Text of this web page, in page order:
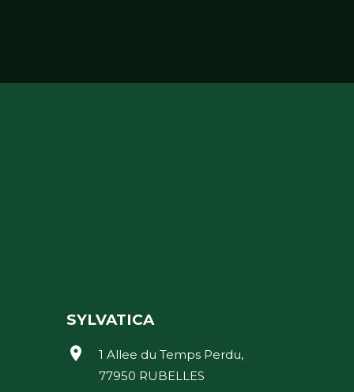
SYLVATICA
location_on
1 Allee du Temps Perdu,
77950 RUBELLES